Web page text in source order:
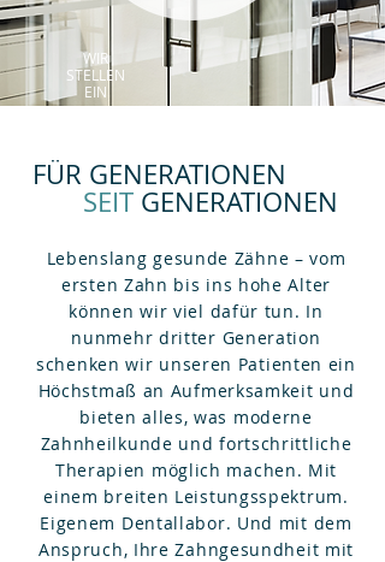
WIR
STELLEN
EIN
FÜR GENERATIONEN
SEIT GENERATIONEN
Lebenslang gesunde Zähne – vom
ersten Zahn bis ins hohe Alter
können wir viel dafür tun. In
nunmehr dritter Generation
schenken wir unseren Patienten ein
Höchstmaß an Aufmerksamkeit und
bieten alles, was moderne
Zahnheilkunde und fortschrittliche
Therapien möglich machen. Mit
einem breiten Leistungsspektrum.
Eigenem Dentallabor. Und mit dem
Anspruch, Ihre Zahngesundheit mit